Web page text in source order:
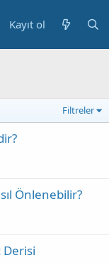
Kayıt ol
Filtreler
Önlenebilir?
Derisi